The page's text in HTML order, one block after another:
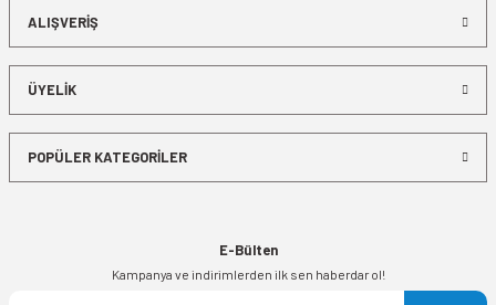
ALIŞVERİŞ
ÜYELİK
POPÜLER KATEGORİLER
E-Bülten
Kampanya ve indirimlerden ilk sen haberdar ol!